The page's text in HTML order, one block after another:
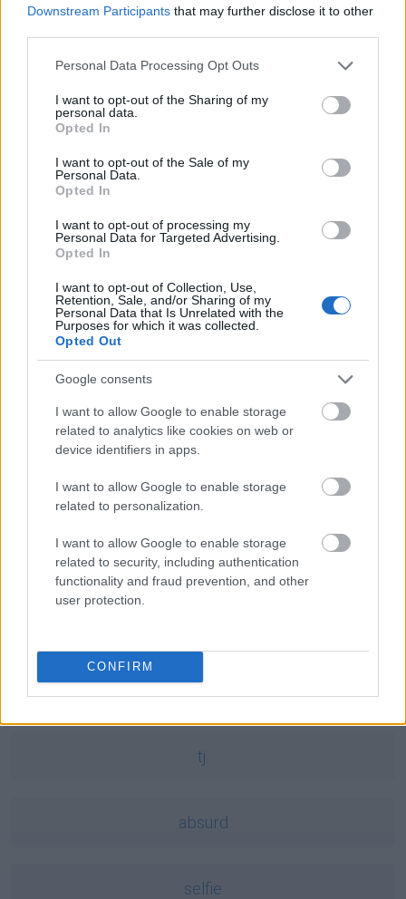
Downstream Participants that may further disclose it to other
Please note that this website/app uses one or more Google
not limited to your visit or usage behaviour. You may click to
grant or deny consent to Google and its third-party tags to
use your data for below specified purposes in below Google
consent section.
Personal Data Processing Opt Outs
I want to opt-out of the Sharing of my
personal data.
Opted In
I want to opt-out of the Sale of my
Personal Data.
Opted In
I want to opt-out of processing my
Personal Data for Targeted Advertising.
Opted In
I want to opt-out of Collection, Use,
Retention, Sale, and/or Sharing of my
Personal Data that Is Unrelated with the
Purposes for which it was collected.
Opted Out
Google consents
I want to allow Google to enable storage
related to analytics like cookies on web or
device identifiers in apps.
I want to allow Google to enable storage
related to personalization.
I want to allow Google to enable storage
related to security, including authentication
functionality and fraud prevention, and other
user protection.
CONFIRM
SPRAWDŹ
Często sprawdzane
Odmiana:filtruczy
Nowe czasy, nowe żony i synowe
Ciekawostki
biustonosz— Pochodzenie wyrazu
— Jak brzmiała zagadka Sfinksa?
synonim— A na blogu
Mogą Cię zainteresować również hasła
asekuracja
Alaska
elf
Bóg
tj.
absurd
selfie